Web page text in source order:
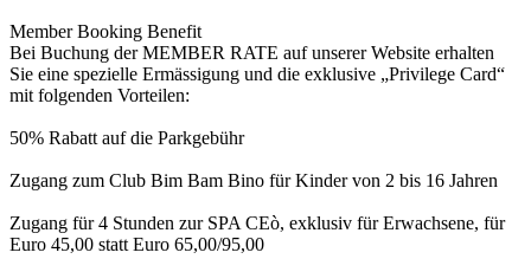
Member Booking Benefit
Bei Buchung der MEMBER RATE auf unserer Website erhalten
Sie eine spezielle Ermässigung und die exklusive „Privilege Card“
mit folgenden Vorteilen:
50% Rabatt auf die Parkgebühr
Zugang zum Club Bim Bam Bino für Kinder von 2 bis 16 Jahren
Zugang für 4 Stunden zur SPA CEò, exklusiv für Erwachsene, für
Euro 45,00 statt Euro 65,00/95,00